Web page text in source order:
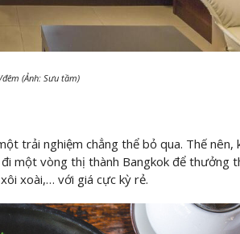
(Ảnh: Sưu tầm)
trải nghiệm chẳng thể bỏ qua. Thế nên,
một vòng thị thành Bangkok để thưởng
xoài,… với giá cực kỳ rẻ.